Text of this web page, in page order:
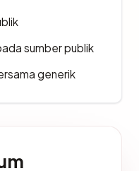
sumber publik
generik